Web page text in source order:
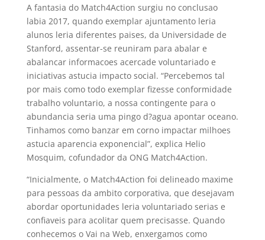
A fantasia do Match4Action surgiu no conclusao
labia 2017, quando exemplar ajuntamento leria
alunos leria diferentes paises, da Universidade de
Stanford, assentar-se reuniram para abalar e
abalancar informacoes acercade voluntariado e
iniciativas astucia impacto social. “Percebemos tal
por mais como todo exemplar fizesse conformidade
trabalho voluntario, a nossa contingente para o
abundancia seria uma pingo d?agua apontar oceano.
Tinhamos como banzar em corno impactar milhoes
astucia aparencia exponencial”, explica Helio
Mosquim, cofundador da ONG Match4Action.
“Inicialmente, o Match4Action foi delineado maxime
para pessoas da ambito corporativa, que desejavam
abordar oportunidades leria voluntariado serias e
confiaveis para acolitar quem precisasse. Quando
conhecemos o Vai na Web, enxergamos como